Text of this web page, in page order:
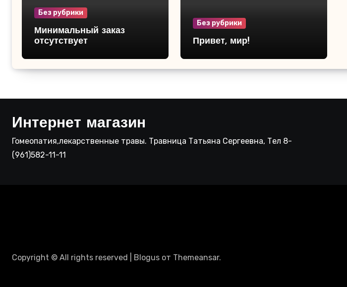
Без рубрики
Минимальный заказ
отсутствует
Без рубрики
Привет, мир!
Интернет магазин
Гомеопатия,лекарственные травы. Травница Татьяна Сергеевна, Тел 8-
(961)582-11-11
Copyright © All rights reserved Blogus от Themeansar.